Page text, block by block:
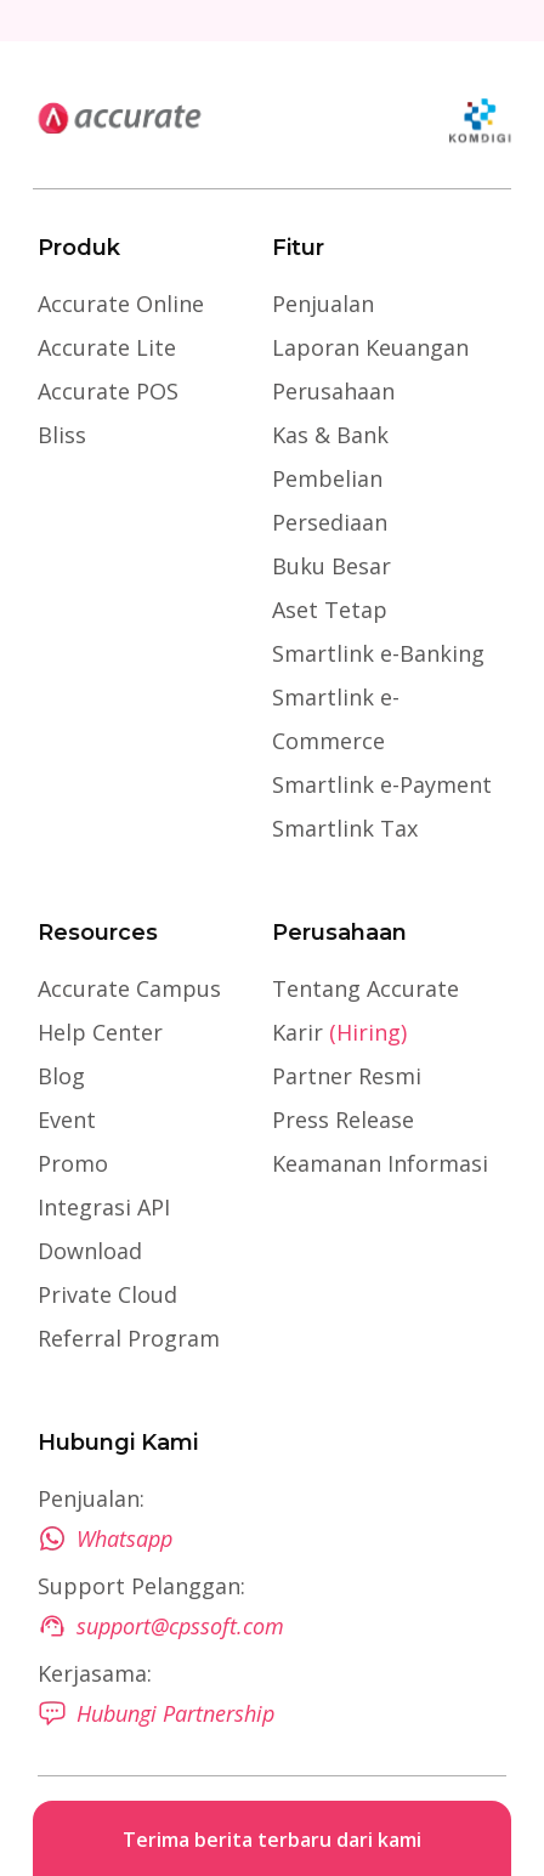
Produk
Accurate Online
Accurate Lite
Accurate POS
Bliss
Fitur
Penjualan
Laporan Keuangan
Perusahaan
Kas & Bank
Pembelian
Persediaan
Buku Besar
Aset Tetap
Smartlink e-Banking
Smartlink e-
Commerce
Smartlink e-Payment
Smartlink Tax
Resources
Accurate Campus
Help Center
Blog
Event
Promo
Integrasi API
Download
Private Cloud
Referral Program
Perusahaan
Tentang Accurate
Karir (Hiring)
Partner Resmi
Press Release
Keamanan Informasi
Hubungi Kami
Penjualan:
Whatsapp
Support Pelanggan:
support@cpssoft.com
Kerjasama:
Hubungi Partnership
Terima berita terbaru dari kami